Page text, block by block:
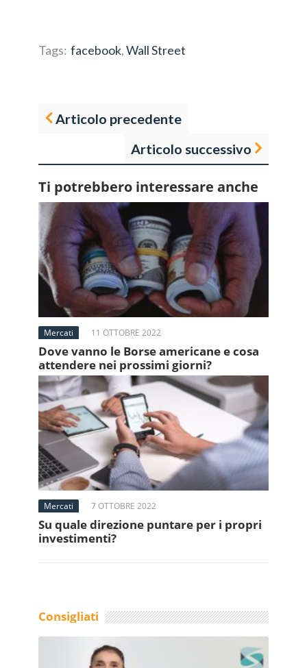
Tags: facebook,Wall Street
Articolo precedente
Articolo successivo
Ti potrebbero interessare anche
Mercati 11 OTTOBRE 2022
Dove vanno le Borse americane e cosa
attendere nei prossimi giorni?
Mercati 7 OTTOBRE 2022
Su quale direzione puntare per i propri
investimenti?
Consigliati